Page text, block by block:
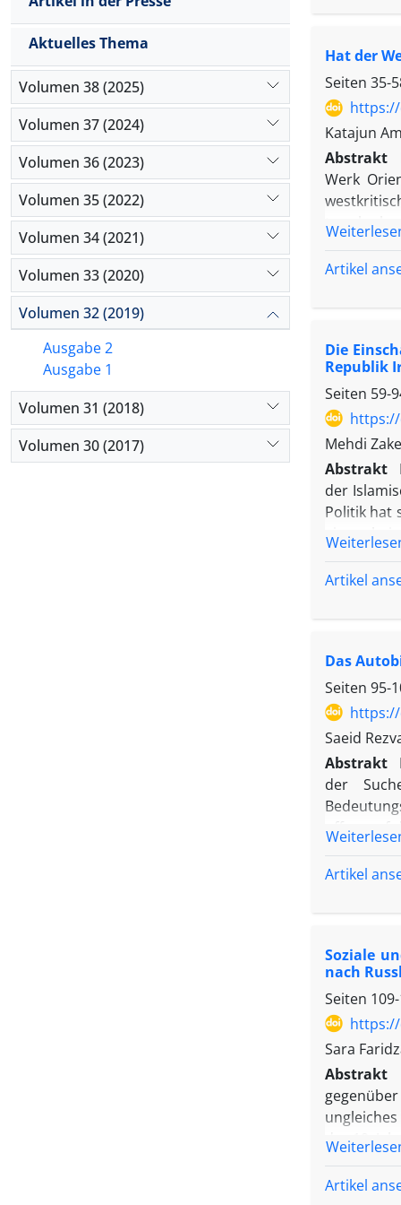
Hat der
Seiten 35-
https://
Katajun
Abstrakt
Werk
tanzīh al-
Artikel
Die
Republik
Seiten 59-
https://
Mehdi
Abstrakt
der
Politik hat
einer
Die
Faktoren,
Artikel
Das
Seiten 95-
https://
Saeid
Abstrakt
der
offen, auf
Texten zu
Kafkas
Artikel
Soziale
nach
Seiten
https://
Sara
Abstrakt
des 19.
Formen
Artikel
Aktuelles Thema
Volumen 38 (2025)
Volumen 37 (2024)
Volumen 36 (2023)
Volumen 35 (2022)
Volumen 34 (2021)
Volumen 33 (2020)
Volumen 32 (2019)
Ausgabe 2
Ausgabe 1
Volumen 31 (2018)
Volumen 30 (2017)